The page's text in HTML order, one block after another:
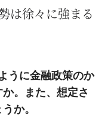
は徐々に強まる
うに金融政策のか
。また、想定さ
か。